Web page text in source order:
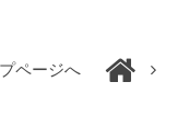
プページへ